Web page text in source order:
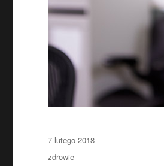
Data
publikacji
7 lutego 2018
Kategorie
zdrowie